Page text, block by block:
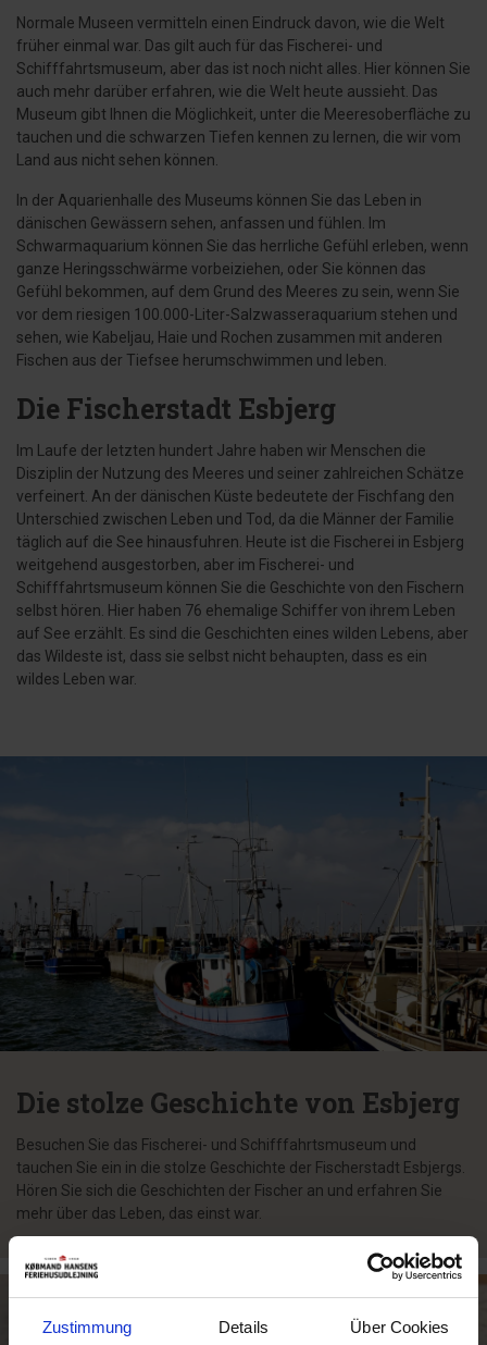
Zustimmung Details Über Cookies
Normale Museen vermitteln einen Eindruck davon, wie die Welt
früher einmal war. Das gilt auch für das Fischerei- und
Schifffahrtsmuseum, aber das ist noch nicht alles. Hier können Sie
auch mehr darüber erfahren, wie die Welt heute aussieht. Das
Museum gibt Ihnen die Möglichkeit, unter die Meeresoberfläche zu
tauchen und die schwarzen Tiefen kennen zu lernen, die wir vom
Land aus nicht sehen können.
In der Aquarienhalle des Museums können Sie das Leben in
dänischen Gewässern sehen, anfassen und fühlen. Im
Schwarmaquarium können Sie das herrliche Gefühl erleben, wenn
ganze Heringsschwärme vorbeiziehen, oder Sie können das
Gefühl bekommen, auf dem Grund des Meeres zu sein, wenn Sie
vor dem riesigen 100.000-Liter-Salzwasseraquarium stehen und
sehen, wie Kabeljau, Haie und Rochen zusammen mit anderen
Fischen aus der Tiefsee herumschwimmen und leben.
Die Fischerstadt Esbjerg
Im Laufe der letzten hundert Jahre haben wir Menschen die
Disziplin der Nutzung des Meeres und seiner zahlreichen Schätze
verfeinert. An der dänischen Küste bedeutete der Fischfang den
Unterschied zwischen Leben und Tod, da die Männer der Familie
täglich auf die See hinausfuhren. Heute ist die Fischerei in Esbjerg
weitgehend ausgestorben, aber im Fischerei- und
Schifffahrtsmuseum können Sie die Geschichte von den Fischern
selbst hören. Hier haben 76 ehemalige Schiffer von ihrem Leben
auf See erzählt. Es sind die Geschichten eines wilden Lebens, aber
das Wildeste ist, dass sie selbst nicht behaupten, dass es ein
wildes Leben war.
Die stolze Geschichte von Esbjerg
Besuchen Sie das Fischerei- und Schifffahrtsmuseum und
tauchen Sie ein in die stolze Geschichte der Fischerstadt Esbjergs.
Hören Sie sich die Geschichten der Fischer an und erfahren Sie
mehr über das Leben, das einst war.